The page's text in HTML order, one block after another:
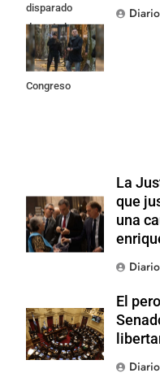
disparado
durante los
incidentes
frente al
Congreso
La
que
una
El